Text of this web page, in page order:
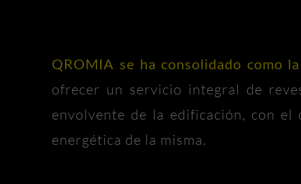
QROMIA se ha consolidado como
ofrecer un servicio integral de
envolvente de la edificación, con
energética de la misma.